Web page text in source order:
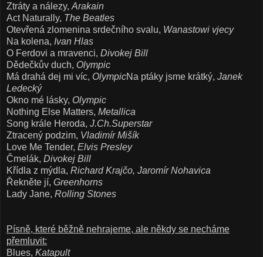
Ztráty a nálezy, Arakain
Act Naturally, The Beatles
Otevřená zlomenina srdečního svalu, Wanastowi vjecy
Na kolena, Ivan Hlas
O Ferdovi a mravenci, Divokej Bill
Dědečkův duch, Olympic
Má drahá dej mi víc, OlympicNa ptáky jsme krátký, Janek
Ledecký
Okno mé lásky, Olympic
Nothing Else Matters, Metallica
Song krále Heroda, J.Ch.Superstar
Ztracený podzim, Vladimír Mišík
Love Me Tender, Elvis Presley
Čmelák, Divokej Bill
Křídla z mýdla, Richard Krajčo, Jaromír Nohavica
Řekněte jí, Greenhorns
Lady Jane, Rolling Stones
Písně, které běžně nehrajeme, ale někdy se necháme
přemluvit:
Blues, Katapult